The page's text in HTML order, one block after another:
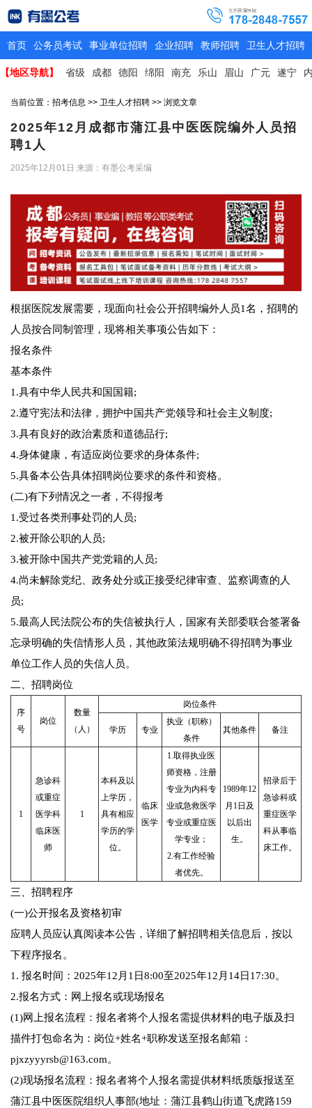
首页 公务员考试 事业单位招聘 企业招聘 教师招聘 卫生人才招聘
【地区导航】 省级 成都 德阳 绵阳 南充 乐山 眉山 广元 遂宁
当前位置： 招考信息 >> 卫生人才招聘 >> 浏览文章
2025年12月成都市蒲江县中医医院编外人员招
聘1人
2025年12月01日 来源：有墨公考采编
根据医院发展需要，现面向社会公开招聘编外人员1名，招聘的
人员按合同制管理，现将相关事项公告如下：
报名条件
基本条件
1.具有中华人民共和国国籍;
2.遵守宪法和法律，拥护中国共产党领导和社会主义制度;
3.具有良好的政治素质和道德品行;
4.身体健康，有适应岗位要求的身体条件;
5.具备本公告具体招聘岗位要求的条件和资格。
(二)有下列情况之一者，不得报考
1.受过各类刑事处罚的人员;
2.被开除公职的人员;
3.被开除中国共产党党籍的人员;
4.尚未解除党纪、政务处分或正接受纪律审查、监察调查的人
员;
5.最高人民法院公布的失信被执行人，国家有关部委联合签署备
忘录明确的失信情形人员，其他政策法规明确不得招聘为事业
单位工作人员的失信人员。
二、招聘岗位
序
号
岗位
数量
（人）
岗位条件
学历 专业
执业（职称）
条件
其他条件 备注
1
急诊科
或重症
医学科
临床医
师
1
本科及以
上学历，
具有相应
学历的学
位。
临床
医学
1.取得执业医
师资格，注册
专业为内科专
业或急救医学
专业或重症医
学专业；
2.有工作经验
者优先。
1989年12
月1日及
以后出
生。
招录后于
急诊科或
重症医学
科从事临
床工作。
三、招聘程序
(一)公开报名及资格初审
应聘人员应认真阅读本公告，详细了解招聘相关信息后，按以
下程序报名。
1. 报名时间：2025年12月1日8:00至2025年12月14日17:30。
2.报名方式：网上报名或现场报名
(1)网上报名流程：报名者将个人报名需提供材料的电子版及扫
描件打包命名为：岗位+姓名+职称发送至报名邮箱：
pjxzyyyrsb@163.com。
(2)现场报名流程：报名者将个人报名需提供材料纸质版报送至
蒲江县中医医院组织人事部(地址：蒲江县鹤山街道飞虎路159